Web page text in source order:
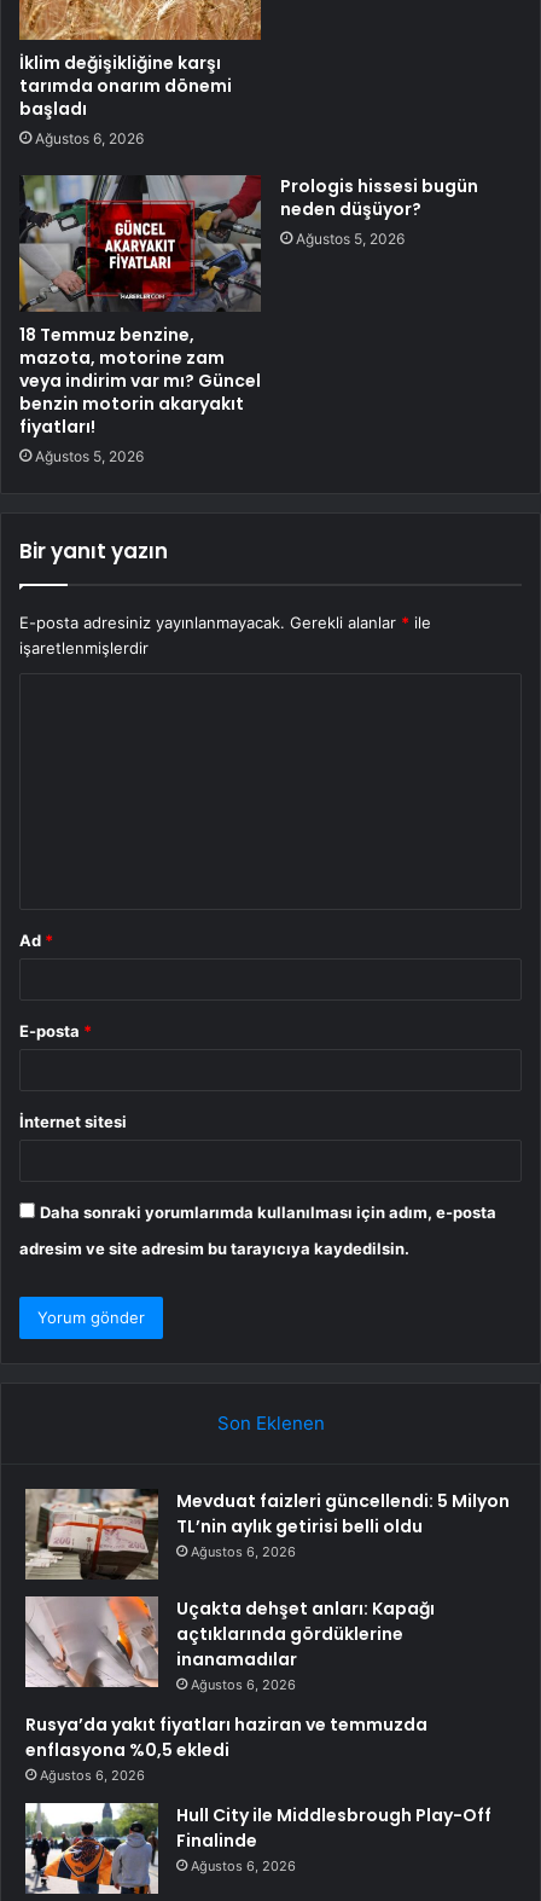
İklim değişikliğine karşı
tarımda onarım dönemi
başladı
Ağustos 6, 2026
18 Temmuz benzine,
mazota, motorine zam
veya indirim var mı? Güncel
benzin motorin akaryakıt
fiyatları!
Ağustos 5, 2026
Prologis hissesi bugün
neden düşüyor?
Ağustos 5, 2026
Bir yanıt yazın
E-posta adresiniz yayınlanmayacak. Gerekli alanlar * ile
işaretlenmişlerdir
Ad *
E-posta *
İnternet sitesi
Daha sonraki yorumlarımda kullanılması için adım, e-posta
adresim ve site adresim bu tarayıcıya kaydedilsin.
Son Eklenen
Mevduat faizleri güncellendi: 5 Milyon
TL’nin aylık getirisi belli oldu
Ağustos 6, 2026
Uçakta dehşet anları: Kapağı
açtıklarında gördüklerine
inanamadılar
Ağustos 6, 2026
Rusya’da yakıt fiyatları haziran ve temmuzda
enflasyona %0,5 ekledi
Ağustos 6, 2026
Hull City ile Middlesbrough Play-Off
Finalinde
Ağustos 6, 2026